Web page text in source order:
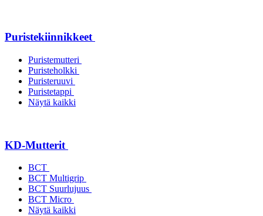
Puristekiinnikkeet
Puristemutteri
Puristeholkki
Puristeruuvi
Puristetappi
Näytä kaikki
KD-Mutterit
BCT
BCT Multigrip
BCT Suurlujuus
BCT Micro
Näytä kaikki